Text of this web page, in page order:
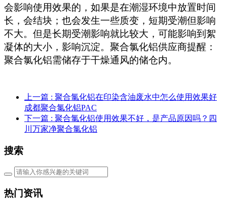
会影响使用效果的，如果是在潮湿环境中放置时间
长，会结块；也会发生一些质变，短期受潮但影响
不大。但是长期受潮影响就比较大，可能影响到絮
凝体的大小，影响沉淀。聚合氯化铝供应商提醒：
聚合氯化铝需储存于干燥通风的储仓内。
上一篇 : 聚合氯化铝在印染含油废水中怎么使用效果好
成都聚合氯化铝PAC
下一篇 : 聚合氯化铝使用效果不好，是产品原因吗？四
川万家净聚合氯化铝
搜索
热门资讯